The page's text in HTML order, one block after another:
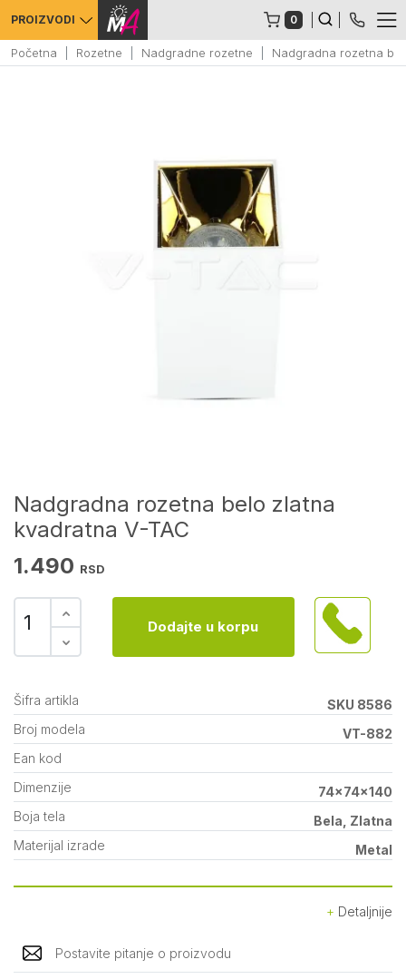
PROIZVODI 0
Početna Rozetne Nadgradne rozetne Nadgradna rozetna
Nadgradna rozetna belo zlatna
kvadratna V-TAC
1.490 RSD
Dodajte u korpu
Šifra artikla
SKU 8586
Broj modela
VT-882
Ean kod
Dimenzije
74x74x140
Boja tela
Bela, Zlatna
Materijal izrade
Metal
Detaljnije
Postavite pitanje o proizvodu